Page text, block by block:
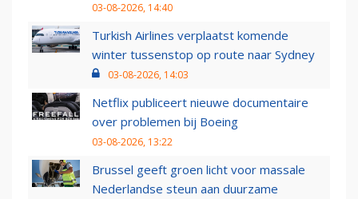
03-08-2026, 14:40
Turkish Airlines verplaatst komende
winter tussenstop op route naar Sydney
03-08-2026, 14:03
Netflix publiceert nieuwe documentaire
over problemen bij Boeing
03-08-2026, 13:22
Brussel geeft groen licht voor massale
Nederlandse steun aan duurzame